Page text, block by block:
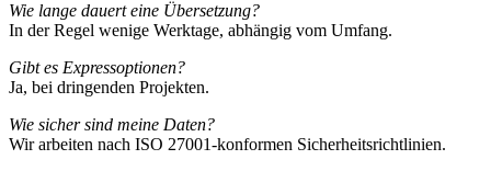
Wie lange dauert eine Übersetzung?
In der Regel wenige Werktage, abhängig vom Umfang.
Gibt es Expressoptionen?
Ja, bei dringenden Projekten.
Wie sicher sind meine Daten?
Wir arbeiten nach ISO 27001-konformen Sicherheitsrichtlinien.